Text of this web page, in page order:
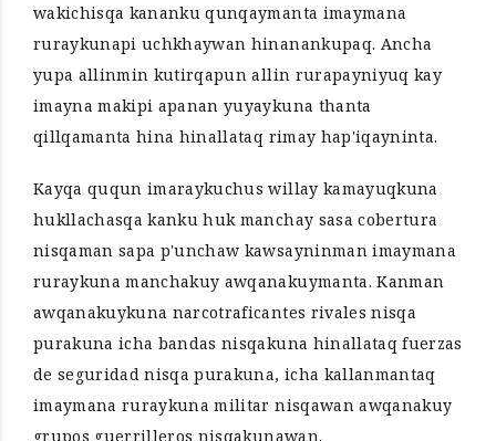
wakichisqa kananku qunqaymanta imaymana
ruraykunapi uchkhaywan hinanankupaq. Ancha
yupa allinmin kutirqapun allin rurapayniyuq kay
imayna makipi apanan yuyaykuna thanta
qillqamanta hina hinallataq rimay hap'iqayninta.
Kayqa ququn imaraykuchus willay kamayuqkuna
hukllachasqa kanku huk manchay sasa cobertura
nisqaman sapa p'unchaw kawsayninman imaymana
ruraykuna manchakuy awqanakuymanta. Kanman
awqanakuykuna narcotraficantes rivales nisqa
purakuna icha bandas nisqakuna hinallataq fuerzas
de seguridad nisqa purakuna, icha kallanmantaq
imaymana ruraykuna militar nisqawan awqanakuy
grupos guerrilleros nisqakunawan.